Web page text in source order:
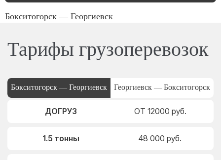
Бокситогорск — Георгиевск
Тарифы грузоперевозок
Бокситогорск — Георгиевск Георгиевск — Бокситогорск
ДОГРУЗ ОТ 12000 руб.
1.5 тонны 48 000 руб.